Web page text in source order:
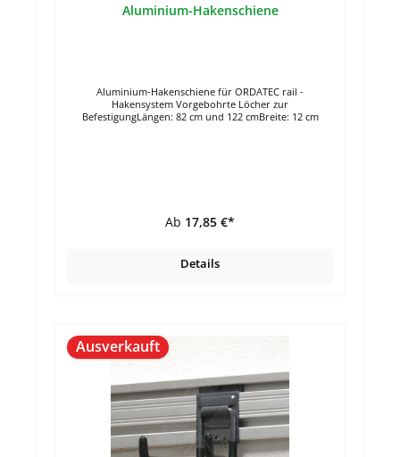
Aluminium-Hakenschiene
Aluminium-Hakenschiene für ORDATEC rail -
Hakensystem Vorgebohrte Löcher zur
BefestigungLängen: 82 cm und 122 cmBreite: 12 cm
Ab 17,85 €*
Details
Ausverkauft